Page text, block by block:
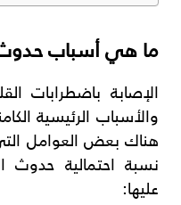
ما هي أسباب حدوث
الإصابة باضطرابات
والأسباب الرئيسية
هناك بعض العوامل
نسبة احتمالية حدوث
عليها: